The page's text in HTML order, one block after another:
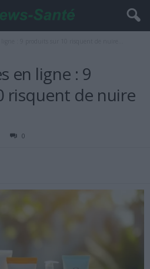
en ligne : 9
risquent de nuire
0